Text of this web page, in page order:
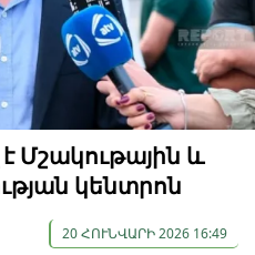
Մշակութային և
կենտրոն
20 ՀՈՒՆՎԱՐԻ 2026 16:49